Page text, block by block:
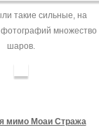
такие сильные, на
множество
шаров.